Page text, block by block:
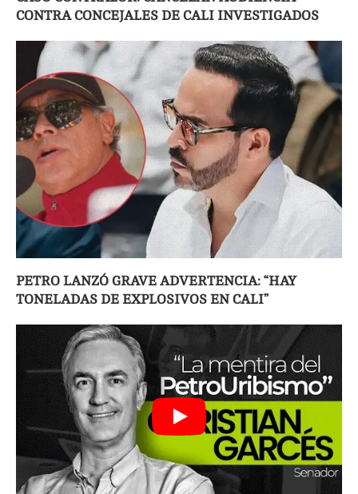
CONTRA CONCEJALES DE CALI INVESTIGADOS
PETRO LANZÓ GRAVE ADVERTENCIA: “HAY
TONELADAS DE EXPLOSIVOS EN CALI”